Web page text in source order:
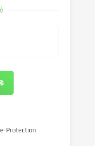
Protection